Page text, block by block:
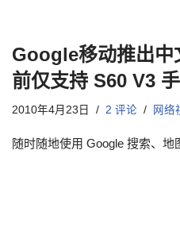
Google移动推出中
前仅支持 S60 V3
2010年4月23日 2 评论 网络
随时随地使用 Google 搜索、